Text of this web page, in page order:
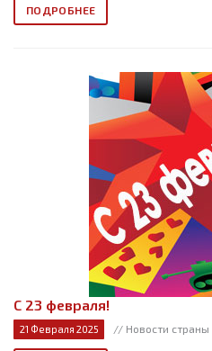
ПОДРОБНЕЕ
С 23 февраля!
21 Февраля 2025 // Новости страны